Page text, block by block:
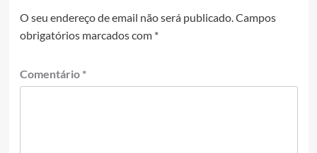
O seu endereço de email não será publicado.Campos
obrigatórios marcados com *
Comentário *